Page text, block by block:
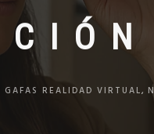
GAFAS REALIDAD VIRTUAL,